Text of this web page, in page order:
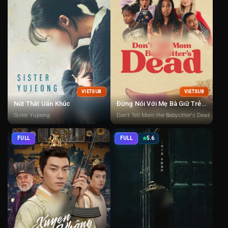
VIETSUB
Nút Thắt Uẩn Khúc
Sister Yujeong
VIETSUB
Đừng Nói Với Mẹ Bà Giữ Trẻ “Di” Rồi
Don't Tell Mom the Babysitter's Dead
FULL FULL 5.6